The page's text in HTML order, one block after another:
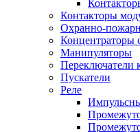
Контакторы
Охранно-
Концентраторы
Манипуляторы
Переключатели
Пускатели
Реле